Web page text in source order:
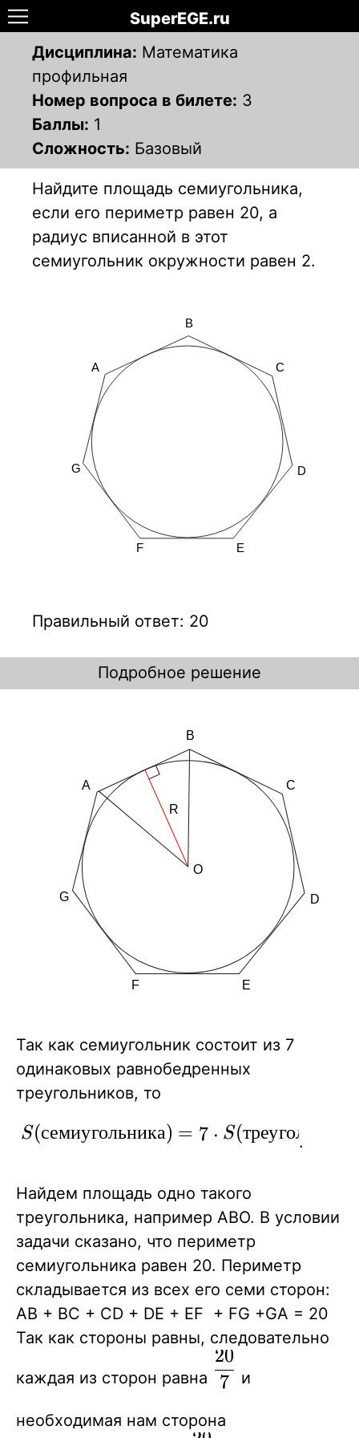
SuperEGE.ru
Дисциплина: Математика
профильная
Номер вопроса в билете: 3
Баллы: 1
Сложность: Базовый
Найдите площадь семиугольника,
если его периметр равен 20, а
радиус вписанной в этот
семиугольник окружности равен 2.
Правильный ответ: 20
Подробное решение
Так как семиугольник состоит из 7
одинаковых равнобедренных
треугольников, то
S(семиугольника)
S(семиугольника) = 7 ⋅ S(треугол.
Найдем площадь одно такого
треугольника, например ABO. В условии
задачи сказано, что периметр
семиугольника равен 20. Периметр
складывается из всех его семи сторон:
AB + BC + CD + DE + EF + FG +GA = 20
Так как стороны равны, следовательно
каждая из сторон равна
\displaystyle
{ \frac{20}
7
20
и
необходимая нам сторона